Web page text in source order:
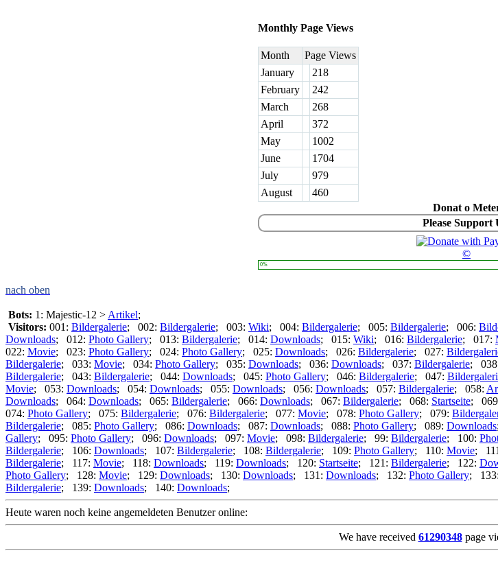
Monthly Page Views
Month
Page Views
January
218
February
242
March
268
April
372
May
1002
June
1704
July
979
August
460
Donat o
Please Support
©
0%
nach oben
Bots: 1: Majestic-12 > Artikel;
Visitors: 001: Bildergalerie; 002: Bildergalerie; 003: Wiki; 004: Bildergalerie; 005: Bildergalerie; 006:
Downloads; 012: Photo Gallery; 013: Bildergalerie; 014: Downloads; 015: Wiki; 016: Bildergalerie; 017:
022: Movie; 023: Photo Gallery; 024: Photo Gallery; 025: Downloads; 026: Bildergalerie; 027:
Bildergalerie; 033: Movie; 034: Photo Gallery; 035: Downloads; 036: Downloads; 037: Bildergalerie;
Bildergalerie; 043: Bildergalerie; 044: Downloads; 045: Photo Gallery; 046: Bildergalerie; 047:
Movie; 053: Downloads; 054: Downloads; 055: Downloads; 056: Downloads; 057: Bildergalerie; 058:
Downloads; 064: Downloads; 065: Bildergalerie; 066: Downloads; 067: Bildergalerie; 068: Startseite;
074: Photo Gallery; 075: Bildergalerie; 076: Bildergalerie; 077: Movie; 078: Photo Gallery; 079:
Bildergalerie; 085: Photo Gallery; 086: Downloads; 087: Downloads; 088: Photo Gallery; 089: Downloads
Gallery; 095: Photo Gallery; 096: Downloads; 097: Movie; 098: Bildergalerie; 99: Bildergalerie; 100:
Bildergalerie; 106: Downloads; 107: Bildergalerie; 108: Bildergalerie; 109: Photo Gallery; 110: Movie;
Bildergalerie; 117: Movie; 118: Downloads; 119: Downloads; 120: Startseite; 121: Bildergalerie; 122:
Photo Gallery; 128: Movie; 129: Downloads; 130: Downloads; 131: Downloads; 132: Photo Gallery; 133:
Bildergalerie; 139: Downloads; 140: Downloads;
Heute waren noch keine angemeldeten Benutzer online:
We have received 61290348page